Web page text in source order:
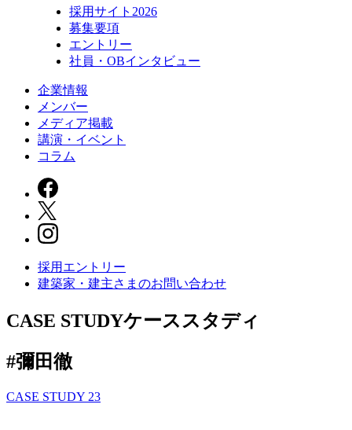
採用サイト2026
募集要項
エントリー
社員・OBインタビュー
企業情報
メンバー
メディア掲載
講演・イベント
コラム
採用エントリー
建築家・建主さまのお問い合わせ
CASE STUDYケーススタディ
#彌田徹
CASE STUDY 23